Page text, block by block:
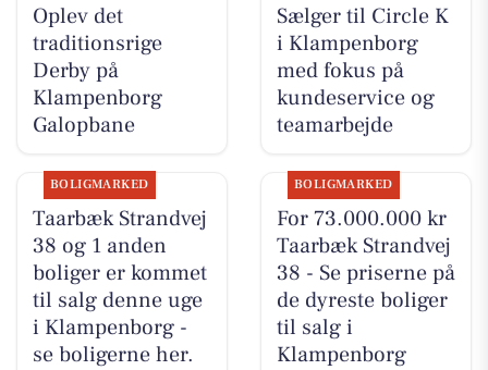
Oplev det
traditionsrige
Derby på
Klampenborg
Galopbane
Sælger til Circle K
i Klampenborg
med fokus på
kundeservice og
teamarbejde
BOLIGMARKED
Taarbæk Strandvej
38 og 1 anden
boliger er kommet
til salg denne uge
i Klampenborg -
se boligerne her.
BOLIGMARKED
For 73.000.000 kr
Taarbæk Strandvej
38 - Se priserne på
de dyreste boliger
til salg i
Klampenborg